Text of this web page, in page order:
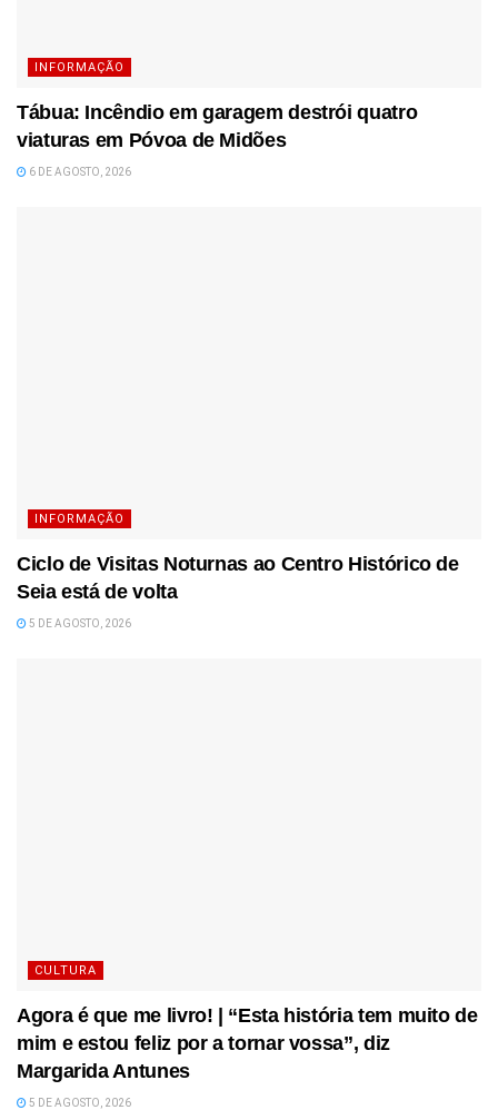
INFORMAÇÃO
Tábua: Incêndio em garagem destrói quatro
viaturas em Póvoa de Midões
6 DE AGOSTO, 2026
INFORMAÇÃO
Ciclo de Visitas Noturnas ao Centro Histórico de
Seia está de volta
5 DE AGOSTO, 2026
CULTURA
Agora é que me livro! | “Esta história tem muito de
mim e estou feliz por a tornar vossa”, diz
Margarida Antunes
5 DE AGOSTO, 2026